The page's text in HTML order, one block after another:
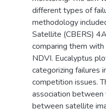
different types of
methodology
Satellite (CBERS)
comparing them
NDVI. Eucalyptus
categorizing failures
competition issues.
association between
between satellite